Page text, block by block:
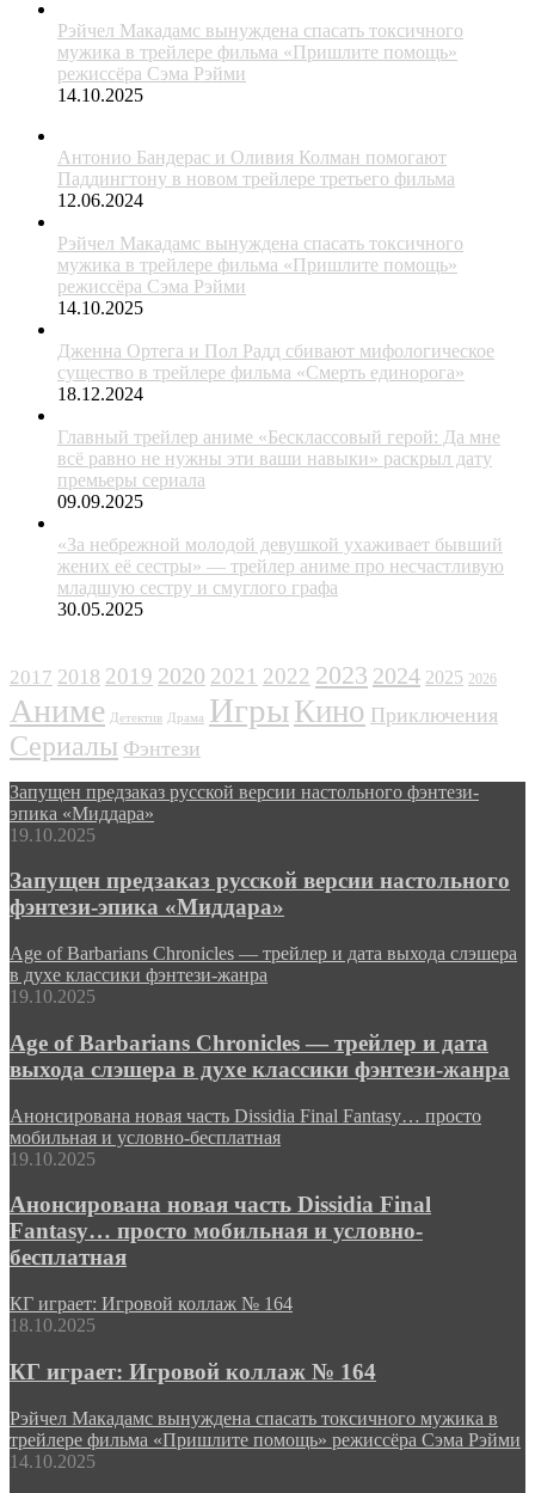
Рэйчел Макадамс вынуждена спасать токсичного
мужика в трейлере фильма «Пришлите помощь»
режиссёра Сэма Рэйми
14.10.2025
Антонио Бандерас и Оливия Колман помогают
Паддингтону в новом трейлере третьего фильма
12.06.2024
Рэйчел Макадамс вынуждена спасать токсичного
мужика в трейлере фильма «Пришлите помощь»
режиссёра Сэма Рэйми
14.10.2025
Дженна Ортега и Пол Радд сбивают мифологическое
существо в трейлере фильма «Смерть единорога»
18.12.2024
Главный трейлер аниме «Бесклассовый герой: Да мне
всё равно не нужны эти ваши навыки» раскрыл дату
премьеры сериала
09.09.2025
«За небрежной молодой девушкой ухаживает бывший
жених её сестры» — трейлер аниме про несчастливую
младшую сестру и смуглого графа
30.05.2025
2017 2018 2019 2020 2021 2022 2023 2024 2025 2026
Аниме Детектив Драма ИгрыКино Приключения
Сериалы Фэнтези
Запущен предзаказ русской версии настольного фэнтези-
эпика «Миддара»
19.10.2025
Запущен предзаказ русской версии настольного
фэнтези-эпика «Миддара»
Age of Barbarians Chronicles — трейлер и дата выхода слэшера
в духе классики фэнтези-жанра
19.10.2025
Age of Barbarians Chronicles — трейлер и дата
выхода слэшера в духе классики фэнтези-жанра
Анонсирована новая часть Dissidia Final Fantasy… просто
мобильная и условно-бесплатная
19.10.2025
Анонсирована новая часть Dissidia Final
Fantasy… просто мобильная и условно-
бесплатная
КГ играет: Игровой коллаж № 164
18.10.2025
КГ играет: Игровой коллаж № 164
Рэйчел Макадамс вынуждена спасать токсичного мужика в
трейлере фильма «Пришлите помощь» режиссёра Сэма Рэйми
14.10.2025